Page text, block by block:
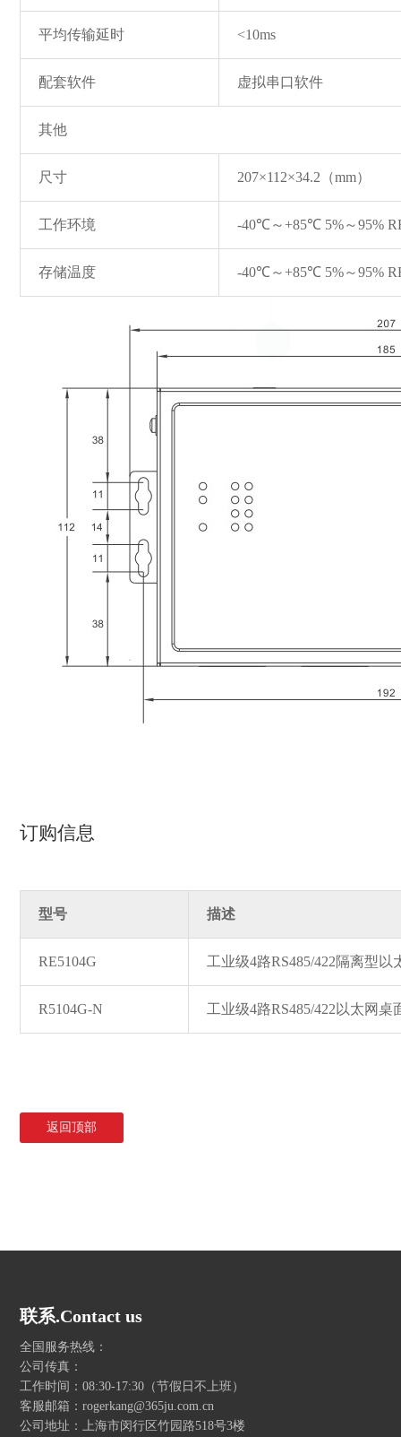
平均传输延时 <10ms
配套软件 虚拟串口软件
其他
尺寸 207×112×34.2（mm）
工作环境 -40℃～+85℃ 5%～95%
存储温度 -40℃～+85℃ 5%～95%
订购信息
型号 描述
RE5104G 工业级4路RS485/422隔离型
R5104G-N 工业级4路RS485/422以太网
返回顶部
联系.Contact us
全国服务热线：
公司传真：
工作时间：08:30-17:30（节假日不上班）
客服邮箱：rogerkang@365ju.com.cn
公司地址：上海市闵行区竹园路518号3楼